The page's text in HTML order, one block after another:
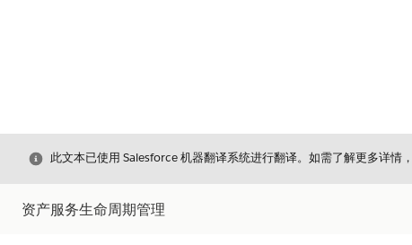
关闭
此文本已使用 Salesforce 机器翻译系统进行翻译。如需了解更多详情
资产服务生命周期管理